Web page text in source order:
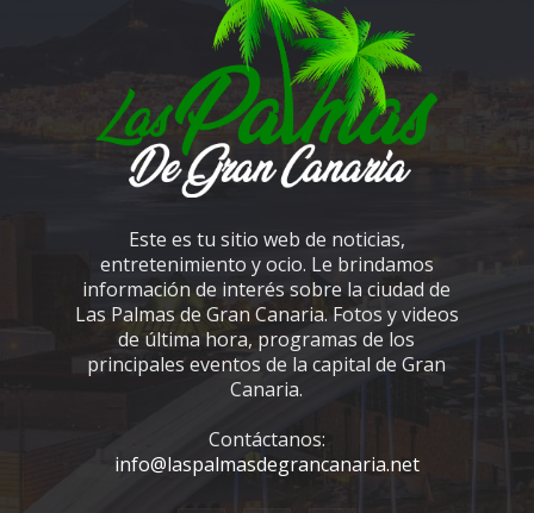
Este es tu sitio web de noticias,
entretenimiento y ocio. Le brindamos
información de interés sobre la ciudad de
Las Palmas de Gran Canaria. Fotos y videos
de última hora, programas de los
principales eventos de la capital de Gran
Canaria.
Contáctanos:
info@laspalmasdegrancanaria.net